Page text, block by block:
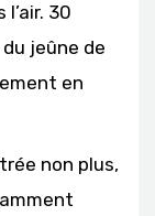
30
jeûne de
en
non plus,